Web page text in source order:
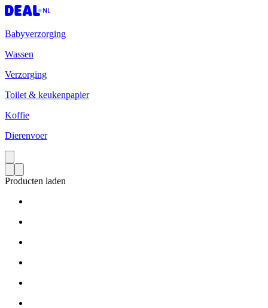
Babyverzorging
Wassen
Verzorging
Toilet & keukenpapier
Koffie
Dierenvoer
Producten laden